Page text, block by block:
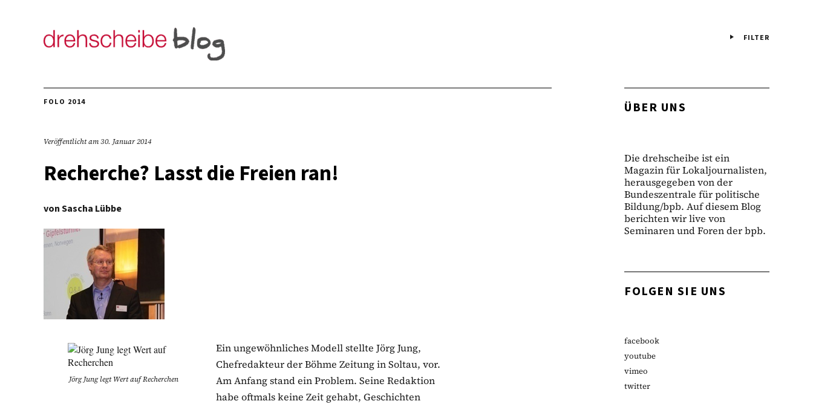
FILTER
FOLO 2014
Veröffentlicht am30. Januar 2014
Recherche? Lasst die Freien ran!
vonSascha Lübbe
Jörg Jung legt Wert auf Recherchen
Ein ungewöhnliches Modell stellte Jörg Jung,
Chefredakteur der Böhme Zeitung in Soltau, vor.
Am Anfang stand ein Problem. Seine Redaktion
habe oftmals keine Zeit gehabt, Geschichten
ÜBER UNS
Die drehscheibe ist ein
Magazin für Lokaljournalisten,
herausgegeben von der
Bundeszentrale für politische
Bildung/bpb. Auf diesem Blog
berichten wir live von
Seminaren und Foren der bpb.
FOLGEN SIE UNS
facebook
youtube
vimeo
twitter